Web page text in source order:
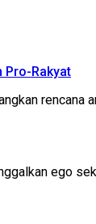
Pro-Rakyat
rencana
ego